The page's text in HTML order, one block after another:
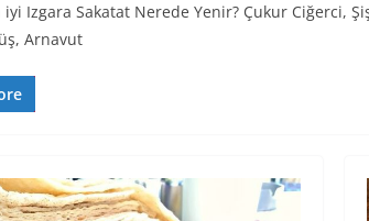
iyi Izgara Sakatat Nerede Yenir? Çukur Ciğerci,
Arnavut